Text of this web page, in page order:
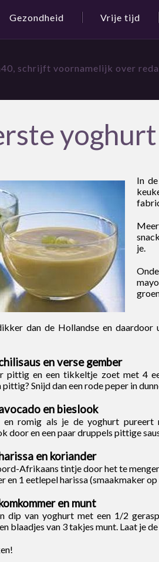
Gezondheid Vrije tijd
schrijft voornamelijk over
In
je.
dan de Hollandse en
en verse gember
pittig en een tikkeltje zoet met 4
Snijd dan een rode peper in
en bieslook
romig als je de yoghurt pureert
door en een paar druppels pittige
en koriander
Afrikaans tintje door het te
en 1 eetlepel harissa (smaakmaker
en munt
dip van yoghurt met een 1/2
blaadjes van 3 takjes munt. Laat je